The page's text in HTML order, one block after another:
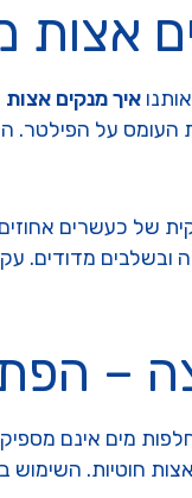
אצות
איך מנקים אצות
העומס על הפילטר.
של כעשרים
ובשלבים מדודים.
–
מים אינם
חוטיות. השימוש